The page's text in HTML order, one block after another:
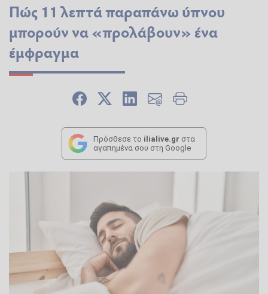
Πώς 11 λεπτά παραπάνω ύπνου
μπορούν να «προλάβουν» ένα
έμφραγμα
Πρόσθεσε το ilialive.gr στα
αγαπημένα σου στη Google